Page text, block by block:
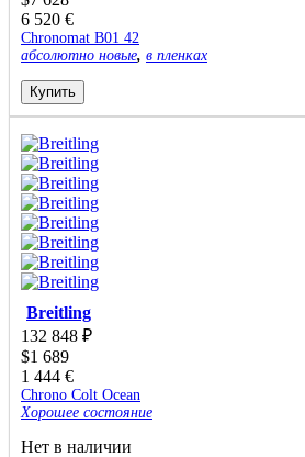
6 520 €
Chronomat B01 42
абсолютно новые, в пленках
Купить
Breitling
132 848 ₽
$1 689
1 444 €
Chrono Colt Ocean
Хорошее состояние
Нет в наличии